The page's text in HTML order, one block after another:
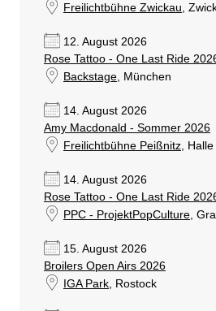
Freilichtbühne Zwickau ,
12. August 2026
Rose Tattoo - One Last Ride
Backstage, München
14. August 2026
Amy Macdonald - Sommer 2026
Freilichtbühne Peißnitz, Halle
14. August 2026
Rose Tattoo - One Last Ride
PPC - ProjektPopCulture,
15. August 2026
Broilers Open Airs 2026
IGA Park, Rostock